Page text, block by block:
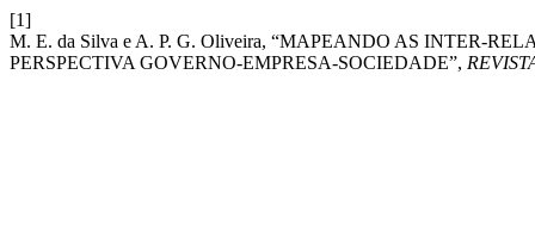
[1]
M. E. da Silva e A. P. G. Oliveira, “MAPEANDO AS INTER-
PERSPECTIVA GOVERNO-EMPRESA-SOCIEDADE”,